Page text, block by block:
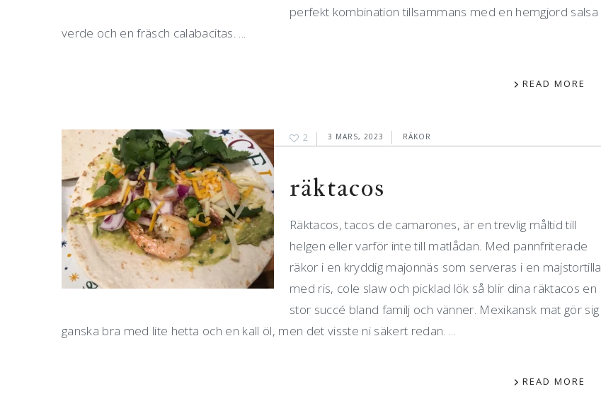
perfekt kombination tillsammans med en hemgjord salsa
verde och en fräsch calabacitas. ...
READ MORE
2 3 MARS, 2023 RÄKOR
räktacos
Räktacos, tacos de camarones, är en trevlig måltid till
helgen eller varför inte till matlådan. Med pannfriterade
räkor i en kryddig majonnäs som serveras i en majstortilla
med ris, cole slaw och picklad lök så blir dina räktacos en
stor succé bland familj och vänner. Mexikansk mat gör sig
ganska bra med lite hetta och en kall öl, men det visste ni säkert redan. ...
READ MORE